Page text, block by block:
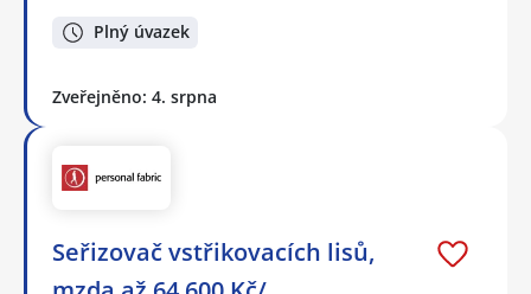
Plný úvazek
Zveřejněno: 4. srpna
Seřizovač vstřikovacích lisů,